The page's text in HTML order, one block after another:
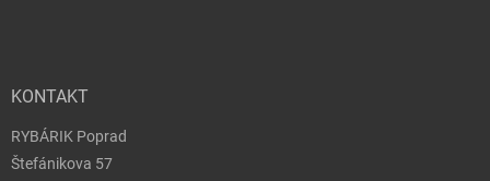
KONTAKT
RYBÁRIK Poprad
Štefánikova 57